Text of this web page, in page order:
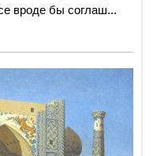
вроде бы соглаш...